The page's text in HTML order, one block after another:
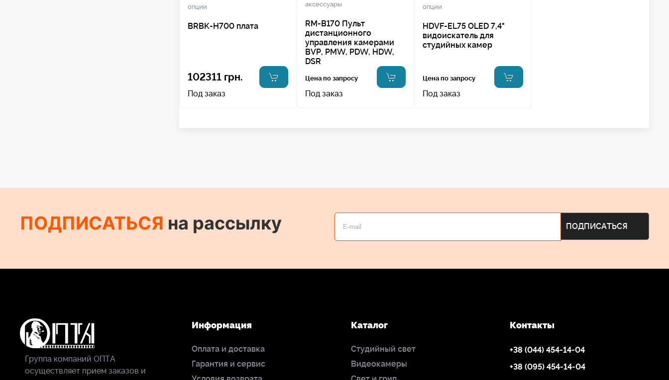
опции
BRBK-H700 плата
102311 грн.
Под заказ
аксессуары
RM-B170 Пульт
дистанционного
управления камерами
BVP, PMW, PDW, HDW,
DSR
Цена по запросу
Под заказ
опции
HDVF-EL75 OLED 7,4"
видоискатель для
студийных камер
Цена по запросу
Под заказ
ПОДПИСАТЬСЯ на рассылку
Группа компаний ОПТА
осуществляет прием заказов и
Информация
Оплата и доставка
Гарантия и сервис
Каталог
Студийный свет
Видеокамеры
Контакты
+38 (044) 454-14-04
+38 (095) 454-14-04